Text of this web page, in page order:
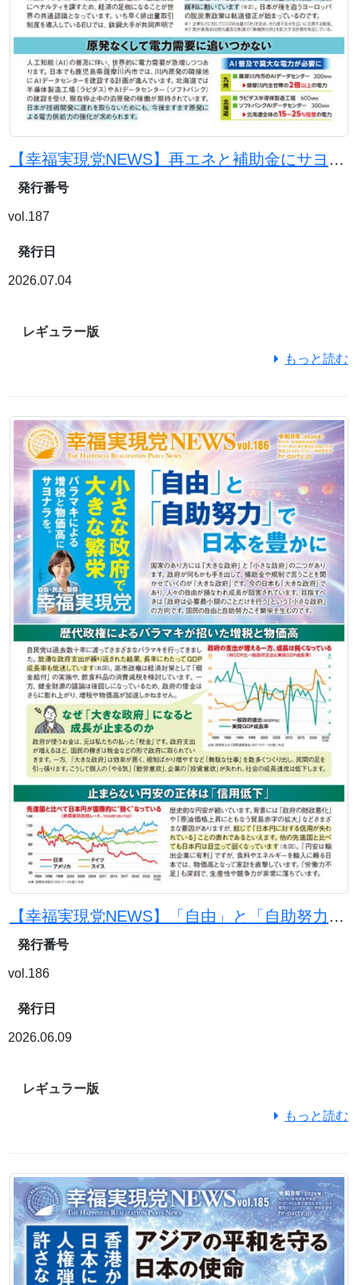
【幸福実現党NEWS】再エネと補助金にサヨナラを。原発と石炭火力で電気代を下げよう
発行番号
vol.187
発行日
2026.07.04
レギュラー版
もっと読む
【幸福実現党NEWS】「自由」と「自助努力」で日本を豊かに
発行番号
vol.186
発行日
2026.06.09
レギュラー版
もっと読む